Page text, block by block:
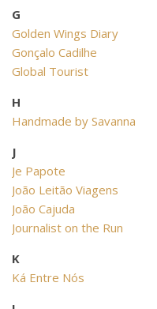
G
Golden Wings Diary
Gonçalo Cadilhe
Global Tourist
H
Handmade by Savanna
J
Je Papote
João Leitão Viagens
João Cajuda
Journalist on the Run
K
Ká Entre Nós